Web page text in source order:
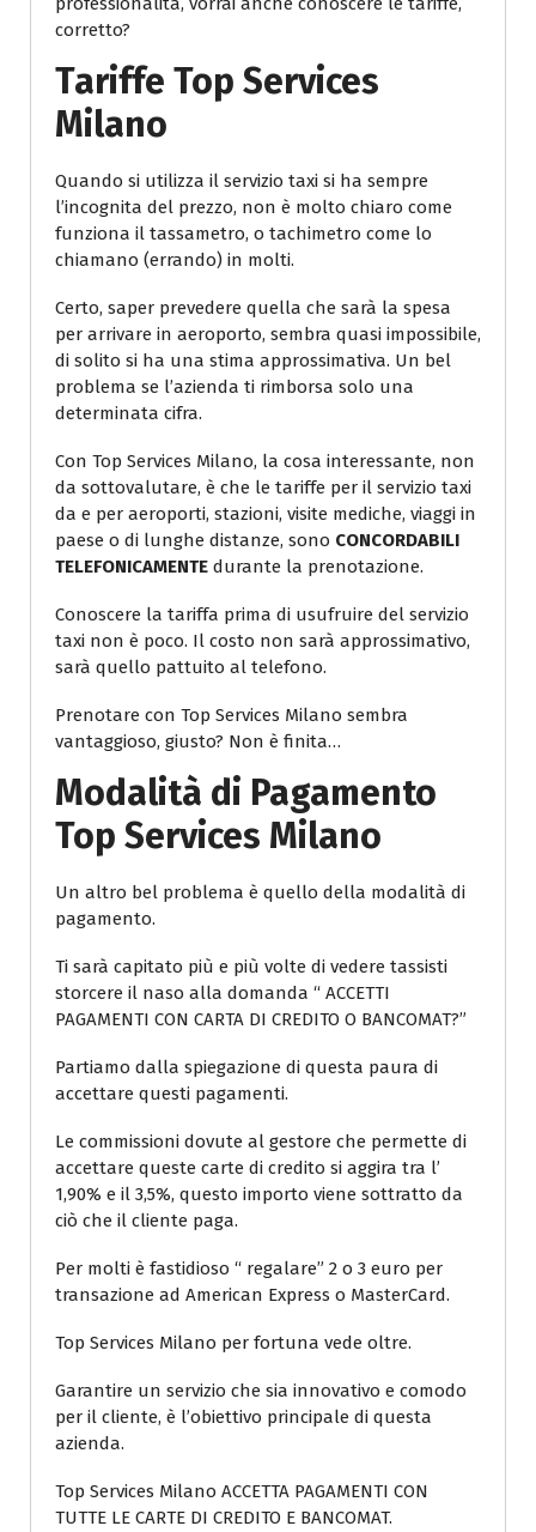
corretto?
Tariffe Top Services
Milano
Quando si utilizza il servizio taxi si ha sempre
l’incognita del prezzo, non è molto chiaro come
funziona il tassametro, o tachimetro come lo
chiamano (errando) in molti.
Certo, saper prevedere quella che sarà la spesa
per arrivare in aeroporto, sembra quasi impossibile,
di solito si ha una stima approssimativa. Un bel
problema se l’azienda ti rimborsa solo una
determinata cifra.
Con Top Services Milano, la cosa interessante, non
da sottovalutare, è che le tariffe per il servizio taxi
da e per aeroporti, stazioni, visite mediche, viaggi in
paese o di lunghe distanze, sono CONCORDABILI
TELEFONICAMENTE durante la prenotazione.
Conoscere la tariffa prima di usufruire del servizio
taxi non è poco. Il costo non sarà approssimativo,
sarà quello pattuito al telefono.
Prenotare con Top Services Milano sembra
vantaggioso, giusto? Non è finita…
Modalità di Pagamento
Top Services Milano
Un altro bel problema è quello della modalità di
pagamento.
Ti sarà capitato più e più volte di vedere tassisti
storcere il naso alla domanda “ ACCETTI
PAGAMENTI CON CARTA DI CREDITO O BANCOMAT?”
Partiamo dalla spiegazione di questa paura di
accettare questi pagamenti.
Le commissioni dovute al gestore che permette di
accettare queste carte di credito si aggira tra l’
1,90% e il 3,5%, questo importo viene sottratto da
ciò che il cliente paga.
Per molti è fastidioso “ regalare” 2 o 3 euro per
transazione ad American Express o MasterCard.
Top Services Milano per fortuna vede oltre.
Garantire un servizio che sia innovativo e comodo
per il cliente, è l’obiettivo principale di questa
azienda.
Top Services Milano ACCETTA PAGAMENTI CON
TUTTE LE CARTE DI CREDITO E BANCOMAT.